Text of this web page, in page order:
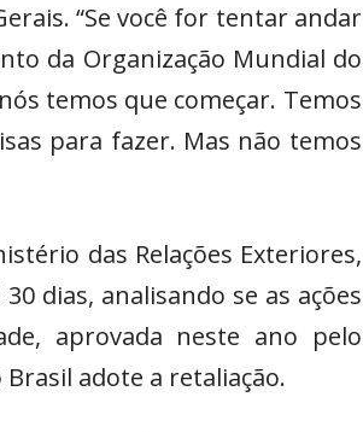
“Se você for tentar andar
da Organização Mundial do
temos que começar. Temos
para fazer. Mas não temos
das Relações Exteriores,
dias, analisando se as ações
aprovada neste ano pelo
adote a retaliação.